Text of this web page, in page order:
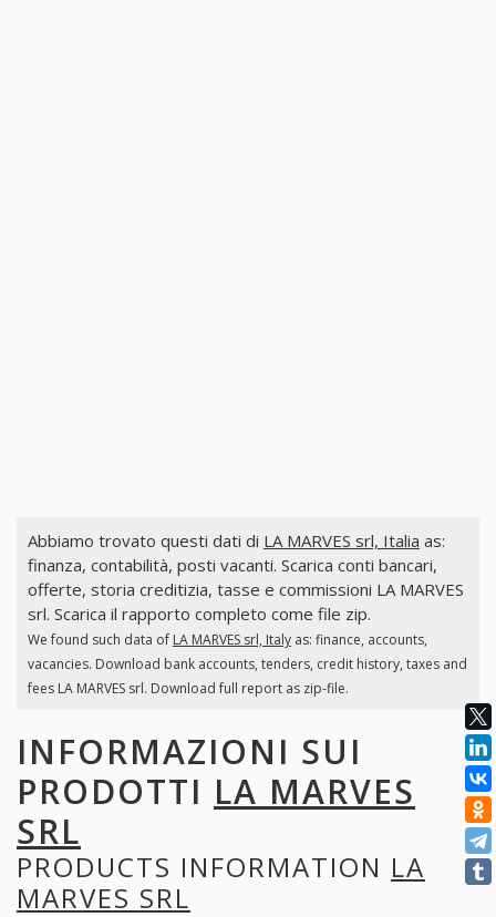
Abbiamo trovato questi dati di LA MARVES srl, Italia as:
finanza, contabilità, posti vacanti. Scarica conti bancari,
offerte, storia creditizia, tasse e commissioni LA MARVES
srl. Scarica il rapporto completo come file zip.
We found such data of LA MARVES srl, Italyas: finance, accounts,
vacancies. Download bank accounts, tenders, credit history, taxes and
fees LA MARVES srl. Download full report as zip-file.
INFORMAZIONI SUI
PRODOTTI LA MARVES
SRL
PRODUCTS INFORMATION LA
MARVES SRL